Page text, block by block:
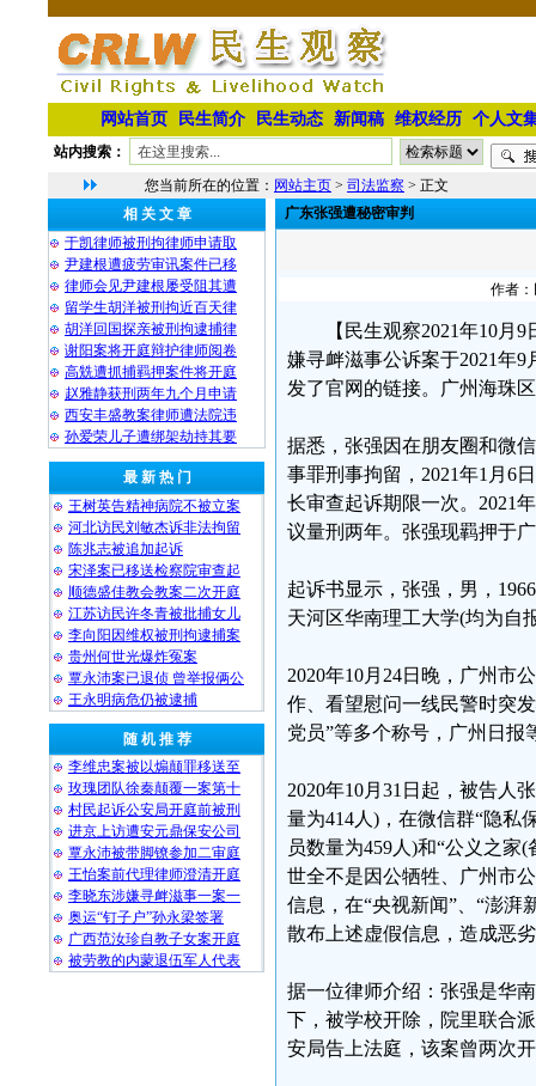
网站首页 民生简介 民生动态 新闻稿 维权经历 个人文
站内搜索：
您当前所在的位置： 网站主页 > 司法监察 > 正文
相 关 文 章
于凯律师被刑拘律师申请取
尹建根遭疲劳审讯案件已移
律师会见尹建根屡受阻其遭
留学生胡洋被刑拘近百天律
胡洋回国探亲被刑拘逮捕律
谢阳案将开庭辩护律师阅卷
高兟遭抓捕羁押案件将开庭
赵雅静获刑两年九个月申请
西安丰盛教案律师遭法院违
孙爱荣儿子遭绑架劫持其要
最 新 热 门
王树英告精神病院不被立案
河北访民刘敏杰诉非法拘留
陈兆志被追加起诉
宋泽案已移送检察院审查起
顺德盛佳教会教案二次开庭
江苏访民许冬青被批捕女儿
李向阳因维权被刑拘逮捕案
贵州何世光爆炸冤案
覃永沛案已退侦 曾举报俩公
王永明病危仍被逮捕
随 机 推 荐
李维忠案被以煽颠罪移送至
玫瑰团队徐秦颠覆一案第十
村民起诉公安局开庭前被刑
进京上访遭安元鼎保安公司
覃永沛被带脚镣参加二审庭
王怡案前代理律师澄清开庭
李晓东涉嫌寻衅滋事一案一
奥运“钉子户”孙永梁签署
广西范汝珍自教子女案开庭
被劳教的内蒙退伍军人代表
广东张强遭秘密审判
作者：
【民生观察2021年10
嫌寻衅滋事公诉案于2021年
发了官网的链接。广州海珠
据悉，张强因在朋友圈和微
事罪刑事拘留，2021年1月6
长审查起诉期限一次。2021
议量刑两年。张强现羁押于
起诉书显示，张强，男，
天河区华南理工大学(均为自
2020年10月24日晚，广州市
作、看望慰问一线民警时突
党员”等多个称号，广州日
2020年10月31日起，被告人
量为414人)，在微信群“隐私
员数量为459人)和“公义之家
世全不是因公牺牲、广州市
信息，在“央视新闻”、“澎湃
散布上述虚假信息，造成恶
据一位律师介绍：张强是华
下，被学校开除，院里联合
安局告上法庭，该案曾两次